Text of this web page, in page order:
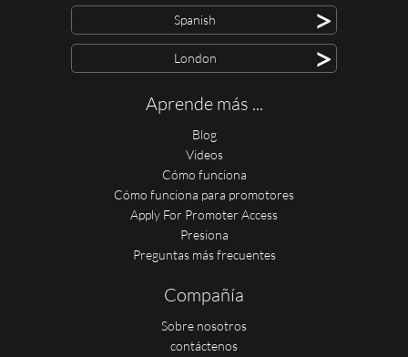
Spanish >
London >
Aprende más ...
Blog
Videos
Cómo funciona
Cómo funciona para promotores
Apply For Promoter Access
Presiona
Preguntas más frecuentes
Compañía
Sobre nosotros
contáctenos